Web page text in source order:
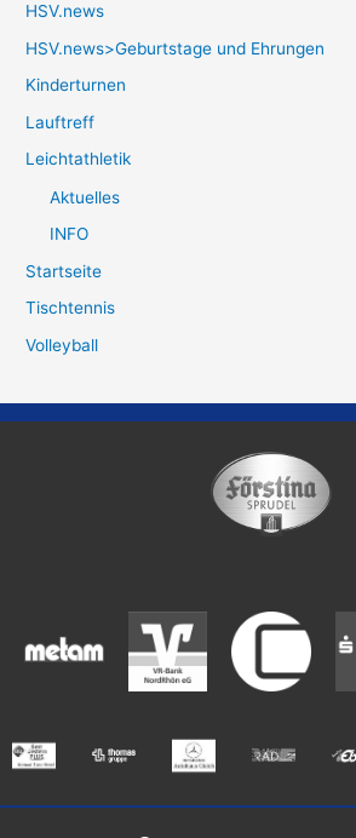
HSV.news
HSV.news>Geburtstage und Ehrungen
Kinderturnen
Lauftreff
Leichtathletik
Aktuelles
INFO
Startseite
Tischtennis
Volleyball